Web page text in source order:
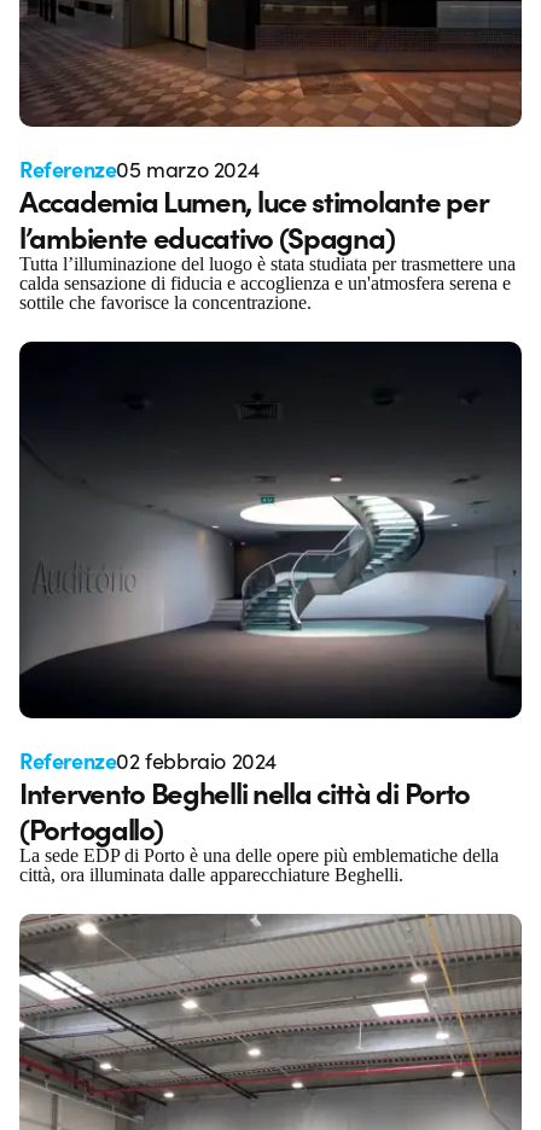
Referenze05 marzo 2024
Accademia Lumen, luce stimolante per
l’ambiente educativo (Spagna)
Tutta l’illuminazione del luogo è stata studiata per trasmettere una
calda sensazione di fiducia e accoglienza e un'atmosfera serena e
sottile che favorisce la concentrazione.
Referenze02 febbraio 2024
Intervento Beghelli nella città di Porto
(Portogallo)
La sede EDP di Porto è una delle opere più emblematiche della
città, ora illuminata dalle apparecchiature Beghelli.